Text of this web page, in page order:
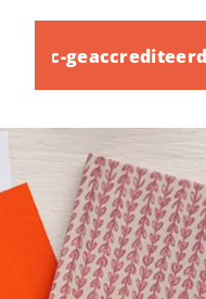
Noloc-geaccrediteerd